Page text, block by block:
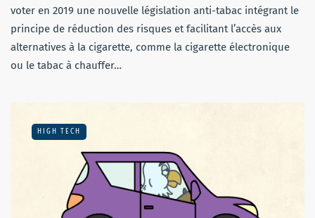
voter en 2019 une nouvelle législation anti-tabac intégrant le
principe de réduction des risques et facilitant l’accès aux
alternatives à la cigarette, comme la cigarette électronique
ou le tabac à chauffer…
HIGH TECH